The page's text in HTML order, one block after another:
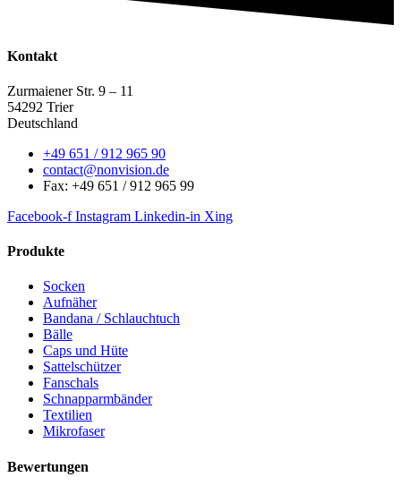
Kontakt
Zurmaiener Str. 9 – 11
54292 Trier
Deutschland
+49 651 / 912 965 90
contact@nonvision.de
Fax: +49 651 / 912 965 99
Facebook-f Instagram Linkedin-in Xing
Produkte
Socken
Aufnäher
Bandana / Schlauchtuch
Bälle
Caps und Hüte
Sattelschützer
Fanschals
Schnapparmbänder
Textilien
Mikrofaser
Bewertungen